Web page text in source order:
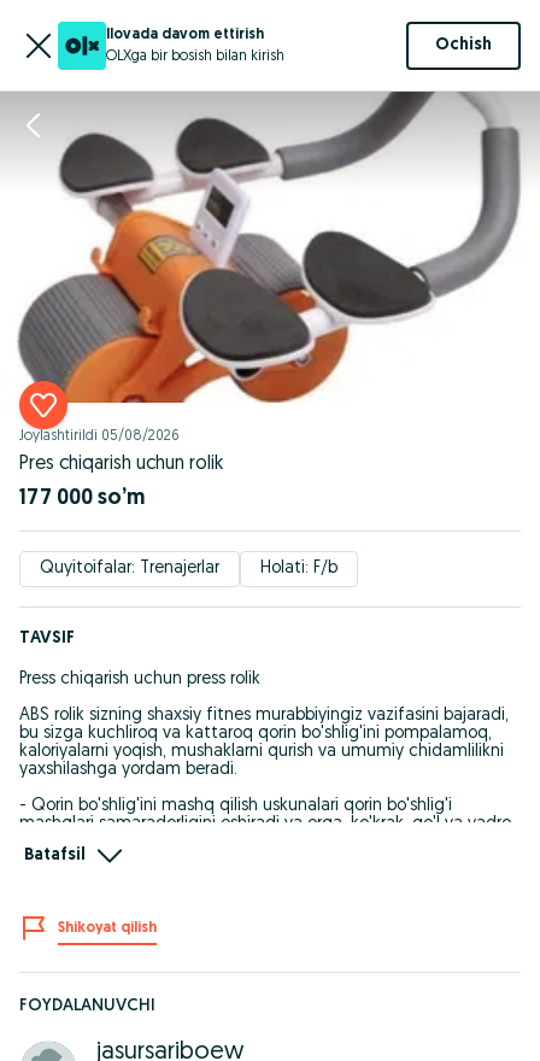
Ilovada davom ettirish
OLXga bir bosish bilan kirish
Ochish
Joylashtirildi 05/08/2026
Pres chiqarish uchun rolik
177 000 so’m
Quyitoifalar: Trenajerlar Holati: F/b
TAVSIF
Press chiqarish uchun press rolik
ABS rolik sizning shaxsiy fitnes murabbiyingiz vazifasini bajaradi,
bu sizga kuchliroq va kattaroq qorin bo'shlig'ini pompalamoq,
kaloriyalarni yoqish, mushaklarni qurish va umumiy chidamlilikni
yaxshilashga yordam beradi.
- Qorin bo'shlig'ini mashq qilish uskunalari qorin bo'shlig'i
mashqlari samaradorligini oshiradi va orqa, ko'krak, qo'l va yadro
mushaklarini kuchaytirishga yordam beradi.
- G'ildiraklardagi ergonomik tutqichlar va tirsaklarni qo'llab-
quvvatlash paneli qo'l mushaklarini maksimal darajada oshiradi.
muvozanatni yaxshilaydi, holatni yaxshilaydi va o'tirish natijasida
narxi: 177000 so'm
Batafsil
Shikoyat qilish
FOYDALANUVCHI
jasursariboew